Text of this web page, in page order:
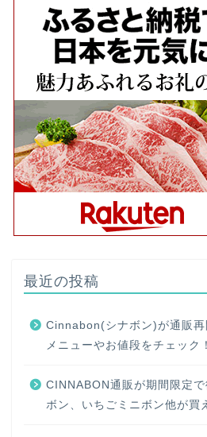
最近の投稿
Cinnabon(シナボン)が通販再
メニューやお値段をチェック！
CINNABON通販が期間限定
ボン、いちごミニボン他が買